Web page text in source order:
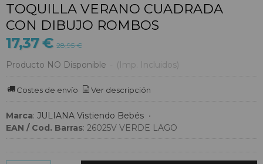
TOQUILLA VERANO CUADRADA
CON DIBUJO ROMBOS
17,37 € 28,95 €
Producto NO Disponible - (Imp. Incluidos)
Costes de envío Ver descripción
Marca: JULIANA Vistiendo Bebés •
EAN / Cod. Barras: 26025V VERDE LAGO